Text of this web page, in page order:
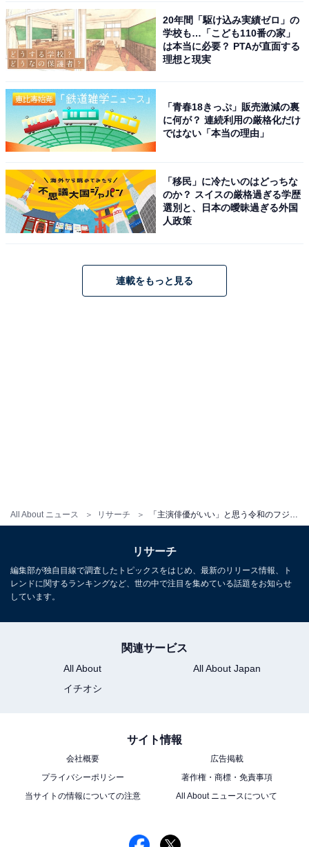
All About ニュース リサーチ
作。漫画ファンから人気が高い主人公の久能整は、菅田
将暉さんが担当しました。
久能は、ボリュームがある天然パーマの髪形が特徴的
望ながら感情をあまり表に出さず、複雑な過去を持って
いる難しいキャラクターとなります。
演技」を見せドラマを盛り上げています。ひたすら喋り
まくり事件の謎も人の心も解きほぐすという、これまで
になかった令和版の新感覚ミステリー作品を楽しめま
回答者からは、「演技が自然でとても良かった。内容と
この記事の筆者：ゆるま 小林
長年にわたってテレビ局でバラエティ番組、情報番組な
どを制作。その後、フリーランスの編集・ライターに転
身。芸能情報に精通し、週刊誌、ネットニュースでテレ
ョン「ゆるま」を立ち上げる。
20年間「駆け込み実績ゼロ」の
学校も…「こども110番の家」
は本当に必要？ PTAが直面する
理想と現実
「青春18きっぷ」販売激減の裏
に何が？ 連続利用の厳格化だけ
ではない「本当の理由」
「移民」に冷たいのはどっちな
のか？ スイスの厳格過ぎる学歴
選別と、日本の曖昧過ぎる外国
人政策
連載をもっと見る
リサーチ
編集部が独自目線で調査したトピックスをはじめ、最新のリリース情報、ト
レンドに関するランキングなど、世の中で注目を集めている話題をお知らせ
しています。
関連サービス
All About
All About Japan
イチオシ
サイト情報
会社概要
広告掲載
プライバシーポリシー
著作権・商標・免責事項
当サイトの情報についての注意
All About ニュースについて